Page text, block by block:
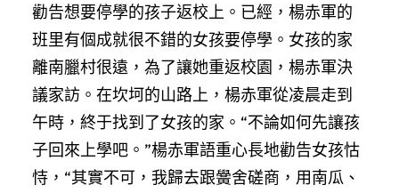
勸告想要停學的孩子返校上。已經，楊赤軍的
班里有個成就很不錯的女孩要停學。女孩的家
離南臘村很遠，為了讓她重返校園，楊赤軍決
議家訪。在坎坷的山路上，楊赤軍從凌晨走到
午時，終于找到了女孩的家。“不論如何先讓孩
子回來上學吧。”楊赤軍語重心長地勸告女孩怙
恃，“其實不可，我歸去跟黌舍磋商，用南瓜、